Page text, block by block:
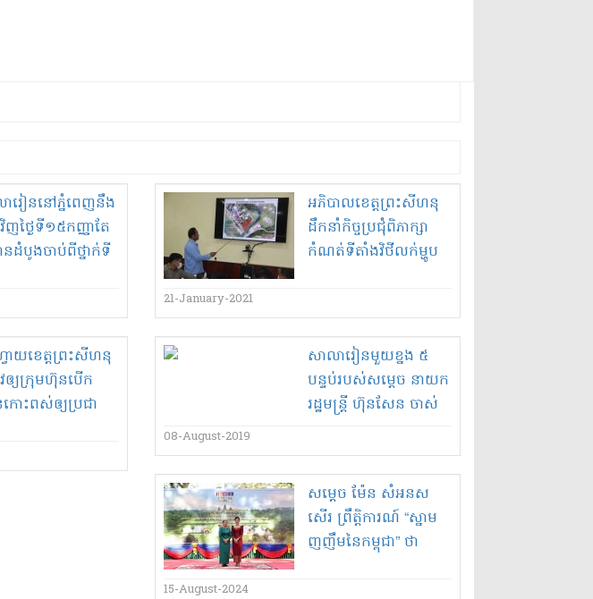
រៀន​នៅ​ភ្នំពេញ​នឹង​
ញ​ថ្ងៃទី​១៥​កញ្ញា​តែ​
ដំបូង​ចាប់ពី​ថ្នាក់​ទី​
អភិបាលខេត្ត​ព្រះសីហនុ​
ដឹកនាំ​កិច្ចប្រជុំ​ពិភាក្សា​
កំណត់​ទីតាំង​វិថី​លក់​ម្ហូប
21-January-2021
ាយខេត្ត​ព្រះសីហនុ​
ឲ្យ​ក្រុមហ៊ុន​បើក​
កោះពស់​ឲ្យ​ប្រជា
សាលារៀនមួយខ្នង ៥
បន្ទប់របស់សម្ដេច នាយក
រដ្ឋមន្ត្រី ហ៊ុនសែន ចាស់
លោកគ្រូ នឹងឪពុក ម្ដាយ
សិស្ស ចង់សូម
សម្ដេចសាងសង់ ថ្មីតែរក
ច្រកចូលមិនឃើញ!
08-August-2019
សម្តេច ម៉ែន សំអន​ស​
សើរ ព្រឹត្តិការណ៍ “​ស្នាម
ញញឹម​នៃ​កម្ពុជា​” ថា
15-August-2024